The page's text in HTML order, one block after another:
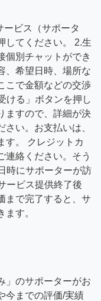
ビス（サポータ
してください。 2.生
個別チャットができ
、希望日時、場所な
こで金額などの交渉
ける」ボタンを押し
ますので、詳細が決
い。お支払いは、
す。 クレジットカ
連絡ください。そう
時にサポーターが訪
ービス提供終了後
まで完了すると、サ
す。
」のサポーターがお
今までの評価/実績